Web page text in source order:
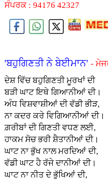
ਸੰਪਰਕ : 94176 42327
'ਬਹੁਗਿਣਤੀ ਨੇ ਬੇਈਮਾਨ' -
ਦੇਸ਼ ਵਿੱਚ ਬਹੁਗਿਣਤੀ ਮੂਰਖਾਂ ਦੀ
ਬੜੀ ਘਾਟ ਇਥੇ ਗਿਆਨੀਆਂ ਦੀ।
ਅੰਧ ਵਿਸ਼ਵਾਸ਼ੀਆਂ ਦੀ ਵੱਡੀ ਭੀੜ,
ਨਾ ਕਦਰ ਕਰੇ ਵਿਗਿਆਨੀਆਂ ਦੀ।
ਗ਼ਰੀਬਾਂ ਦੀ ਗਿਣਤੀ ਵਧਣ ਲਈ,
ਹਾਕਮ ਸੋਚ ਭਰੀ ਸ਼ੈਤਾਨੀਆਂ ਦੀ।
ਘਾਟ ਨਾ ਭੁੱਖ ਨਾਲ ਮਰਦਿਆਂ ਦੀ,
ਵੱਡੀ ਘਾਟ ਹੈ ਰੱਜੇ ਦਾਨੀਆਂ ਦੀ।
ਘਾਟ ਨਾ ਨੀਤ ਦੇ ਭੁੱਖਿਆਂ ਦੀ,